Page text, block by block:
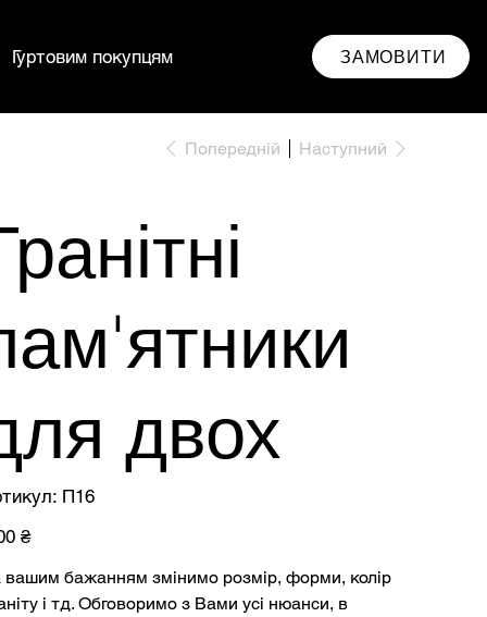
Гуртовим покупцям ЗАМОВИТИ
Попередній Наступний
двох
Артикул
П16
П16
₴
вашим бажанням змінимо розмір, форми, колір
і тд. Обговоримо з Вами усі нюанси, в